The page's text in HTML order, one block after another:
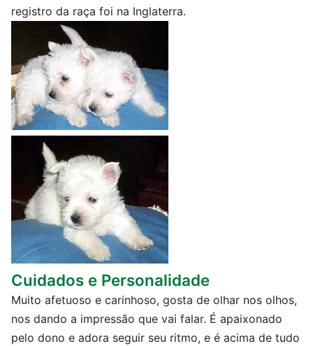
registro da raça foi na Inglaterra.
Cuidados e Personalidade
Muito afetuoso e carinhoso, gosta de olhar nos olhos,
nos dando a impressão que vai falar. É apaixonado
pelo dono e adora seguir seu ritmo, e é acima de tudo